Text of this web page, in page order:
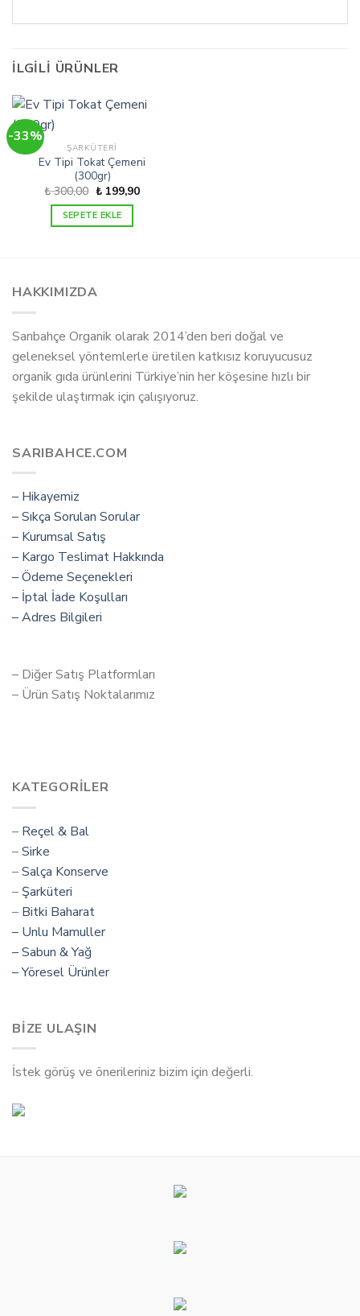
İLGILI ÜRÜNLER
-33%
ŞARKÜTERI
Ev Tipi Tokat Çemeni
(300gr)
₺300,00 Orijinal
₺ 300,00.
₺199,90Şu
SEPETE EKLE
HAKKIMIZDA
Sarıbahçe Organik olarak 2014’den beri doğal ve
geleneksel yöntemlerle üretilen katkısız koruyucusuz
organik gıda ürünlerini Türkiye’nin her köşesine hızlı bir
şekilde ulaştırmak için çalışıyoruz.
SARIBAHCE.COM
– Hikayemiz
– Sıkça Sorulan Sorular
– Kurumsal Satış
– Kargo Teslimat Hakkında
– Ödeme Seçenekleri
– İptal İade Koşulları
– Adres Bilgileri
– Diğer Satış Platformları
– Ürün Satış Noktalarımız
KATEGORILER
– Reçel & Bal
–Sirke
–Salça Konserve
– Şarküteri
– Bitki Baharat
– Unlu Mamuller
– Sabun & Yağ
– Yöresel Ürünler
BİZE ULAŞIN
İstek görüş ve önerileriniz bizim için değerli.